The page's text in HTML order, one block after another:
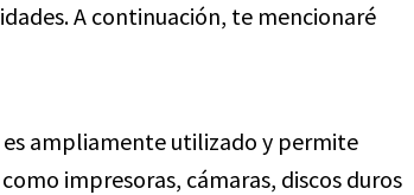
A continuación, te mencionaré
es ampliamente utilizado y permite
impresoras, cámaras, discos duros